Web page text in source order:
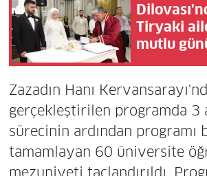
Tiryaki
mutlu
Zazadın Hanı
gerçekleştirilen programda 3
sürecinin ardından programı
tamamlayan 60 üniversite
mezuniyeti taçlandırıldı.